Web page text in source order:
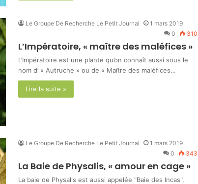
Le Groupe De Recherche Le Petit Journal
1 mars 2019
0
310
L’Impératoire, « maître des maléfices »
L’Impératoire est une plante qu’on connaît aussi sous le
nom d’ « Autruche » ou de « Maître des maléfices…
Lire la suite »
Le Groupe De Recherche Le Petit Journal
1 mars 2019
0
343
La Baie de Physalis, « amour en cage »
La baie de Physalis est aussi appelée "Baie des Incas",